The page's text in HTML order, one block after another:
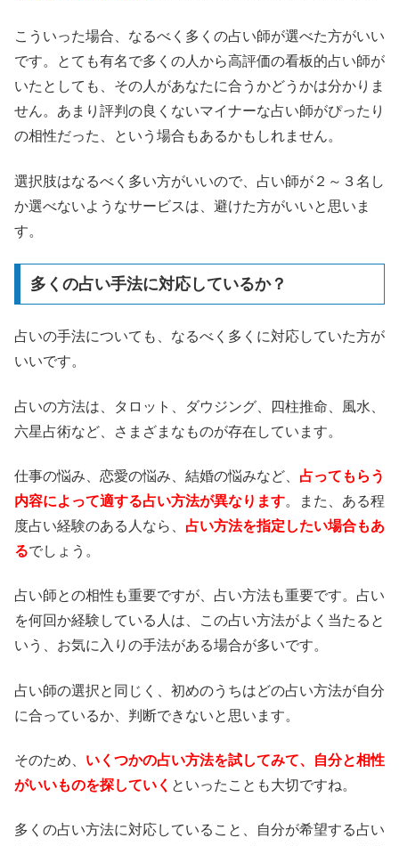
こういった場合、なるべく多くの占い師が選べた方がいい
です。とても有名で多くの人から高評価の看板的占い師が
いたとしても、その人があなたに合うかどうかは分かりま
せん。あまり評判の良くないマイナーな占い師がぴったり
の相性だった、という場合もあるかもしれません。
選択肢はなるべく多い方がいいので、占い師が２～３名し
か選べないようなサービスは、避けた方がいいと思いま
す。
多くの占い手法に対応しているか？
占いの手法についても、なるべく多くに対応していた方が
いいです。
占いの方法は、タロット、ダウジング、四柱推命、風水、
六星占術など、さまざまなものが存在しています。
仕事の悩み、恋愛の悩み、結婚の悩みなど、 占ってもらう
内容によって適する占い方法が異なります。また、ある程
度占い経験のある人なら、 占い方法を指定したい場合もあ
るでしょう。
占い師との相性も重要ですが、占い方法も重要です。占い
を何回か経験している人は、この占い方法がよく当たると
いう、お気に入りの手法がある場合が多いです。
占い師の選択と同じく、初めのうちはどの占い方法が自分
に合っているか、判断できないと思います。
そのため、 いくつかの占い方法を試してみて、自分と相性
がいいものを探していく といったことも大切ですね。
多くの占い方法に対応していること、自分が希望する占い